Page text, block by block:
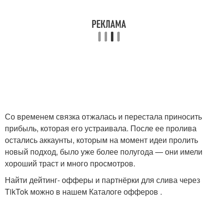
Со временем связка отжалась и перестала приносить
прибыль, которая его устраивала. После ее пролива
остались аккаунты, которым на момент идеи пролить
новый подход, было уже более полугода — они имели
хороший траст и много просмотров.
Найти дейтинг- офферы и партнёрки для слива через
TikTok можно в нашем Каталоге офферов .